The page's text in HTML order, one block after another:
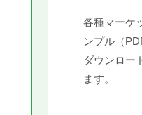
各種マーケ
ンプル（
ダウンロー
ます。